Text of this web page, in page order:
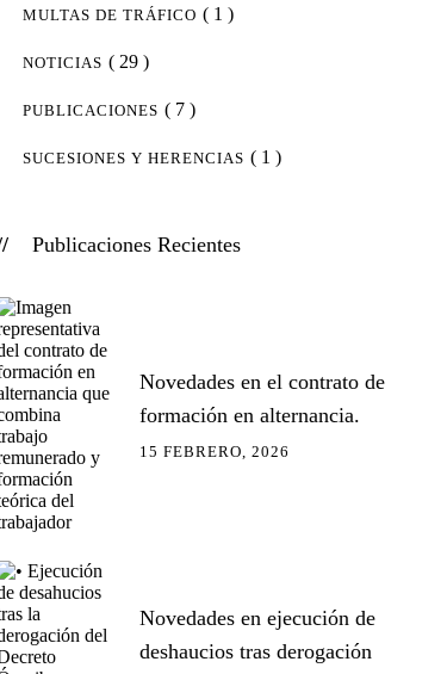
MULTAS DE TRÁFICO ( 1 )
NOTICIAS ( 29 )
PUBLICACIONES ( 7 )
SUCESIONES Y HERENCIAS ( 1 )
Publicaciones Recientes
Novedades en el contrato de
formación en alternancia.
15 FEBRERO, 2026
Novedades en ejecución de
deshaucios tras derogación